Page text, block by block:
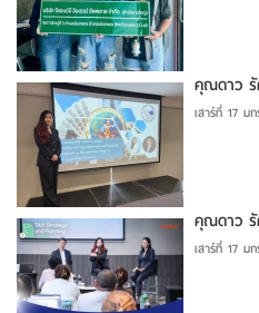
คุณดาว รั
เสาร์ที่ 17 ม
คุณดาว รั
เสาร์ที่ 17 ม